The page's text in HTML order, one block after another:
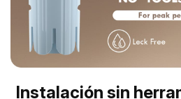
Instalación sin